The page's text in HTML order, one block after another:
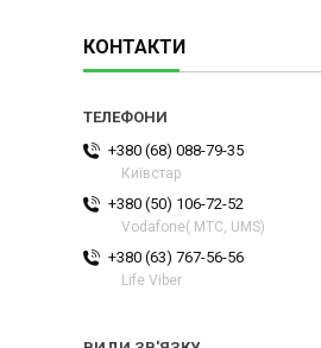
КОНТАКТИ
+380 (68) 088-79-35
Київстар
+380 (50) 106-72-52
Vodafone( МТС, UMS)
+380 (63) 767-56-56
Life Viber